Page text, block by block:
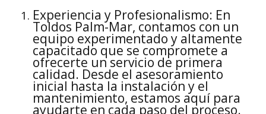
Experiencia y Profesionalismo: En
Toldos Palm-Mar, contamos con un
equipo experimentado y altamente
capacitado que se compromete a
ofrecerte un servicio de primera
calidad. Desde el asesoramiento
inicial hasta la instalación y el
mantenimiento, estamos aquí para
ayudarte en cada paso del proceso.